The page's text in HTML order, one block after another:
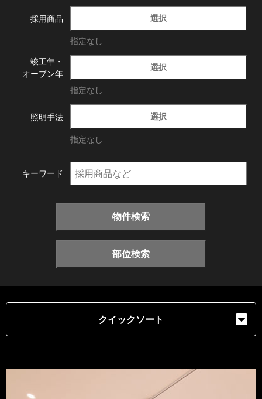
採用商品 選択
指定なし
竣工年・
オープン年
選択
指定なし
照明手法 選択
指定なし
キーワード
物件検索
部位検索
クイックソート